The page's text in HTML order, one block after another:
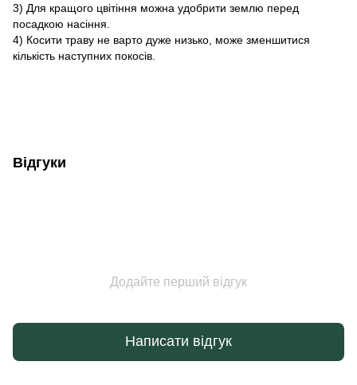
3) Для кращого цвітіння можна удобрити землю перед
посадкою насіння.
4) Косити траву не варто дуже низько, може зменшитися
кількість наступних покосів.
Відгуки
Додайте перший відгук
Написати відгук